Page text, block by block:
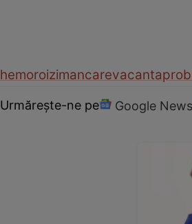
hemoroizimancarevacanta
Urmărește-ne pe Google News